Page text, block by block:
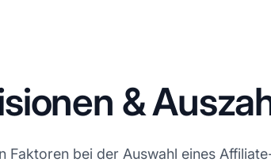
&
Faktoren bei der Auswahl eines